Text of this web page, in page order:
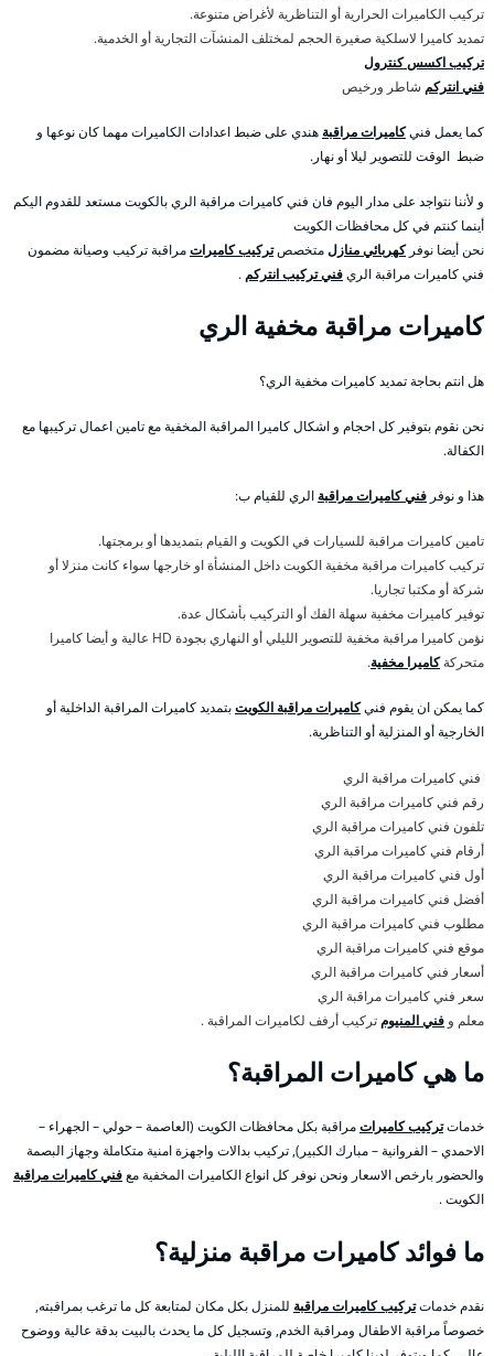
تركيب الكاميرات الحرارية أو التناظرية لأغراض متنوعة.
تمديد كاميرا لاسلكية صغيرة الحجم لمختلف المنشآت التجارية أو الخدمية.
تركيب اكسس كنترول
فني انتركم شاطر ورخيص
كما يعمل فنيكاميرات مراقبة هندي على ضبط اعدادات الكاميرات مهما كان نوعها و
ضبط الوقت للتصوير ليلا أو نهار.
و لأننا نتواجد على مدار اليوم فان فني كاميرات مراقبة الري بالكويت مستعد للقدوم اليكم
أينما كنتم في كل محافظات الكويت
نحن أيضا نوفركهربائي منازلمتخصصتركيب كاميراتمراقبة تركيب وصيانة مضمون
فني كاميرات مراقبة الريفني تركيب انتركم .
كاميرات مراقبة مخفية الري
هل انتم بحاجة تمديد كاميرات مخفية الري؟
نحن نقوم بتوفير كل احجام و اشكال كاميرا المراقبة المخفية مع تامين اعمال تركيبها مع
الكفالة.
هذا و نوفر فني كاميرات مراقبة الري للقيام ب:
تامين كاميرات مراقبة للسيارات في الكويت و القيام بتمديدها أو برمجتها.
تركيب كاميرات مراقبة مخفية الكويت داخل المنشأة او خارجها سواء كانت منزلا أو
شركة أو مكتبا تجاريا.
توفير كاميرات مخفية سهلة الفك أو التركيب بأشكال عدة.
نؤمن كاميرا مراقبة مخفية للتصوير الليلي أو النهاري بجودة HD عالية و أيضا كاميرا
متحركةكاميرا مخفية.
كما يمكن ان يقوم فنيكاميرات مراقبة الكويتبتمديد كاميرات المراقبة الداخلية أو
الخارجية أو المنزلية أو التناظرية.
فني كاميرات مراقبة الري
رقم فني كاميرات مراقبة الري
تلفون فني كاميرات مراقبة الري
أرقام فني كاميرات مراقبة الري
أول فني كاميرات مراقبة الري
أفضل فني كاميرات مراقبة الري
مطلوب فني كاميرات مراقبة الري
موقع فني كاميرات مراقبة الري
أسعار فني كاميرات مراقبة الري
سعر فني كاميرات مراقبة الري
معلم و فني المنيومتركيب أرفف لكاميرات المراقبة .
ما هي كاميرات المراقبة؟
خدماتتركيب كاميراتمراقبة بكل محافظات الكويت (العاصمة – حولي – الجهراء –
الاحمدي – الفروانية – مبارك الكبير), تركيب بدالات واجهزة امنية متكاملة وجهاز البصمة
والحضور بارخص الاسعار ونحن نوفر كل انواع الكاميرات المخفية معفني كاميرات مراقبة
الكويت .
ما فوائد كاميرات مراقبة منزلية؟
نقدم خدماتتركيب كاميرات مراقبة للمنزل بكل مكان لمتابعة كل ما ترغب بمراقبته,
خصوصاً مراقبة الاطفال ومراقبة الخدم, وتسجيل كل ما يحدث بالبيت بدقة عالية ووضوح